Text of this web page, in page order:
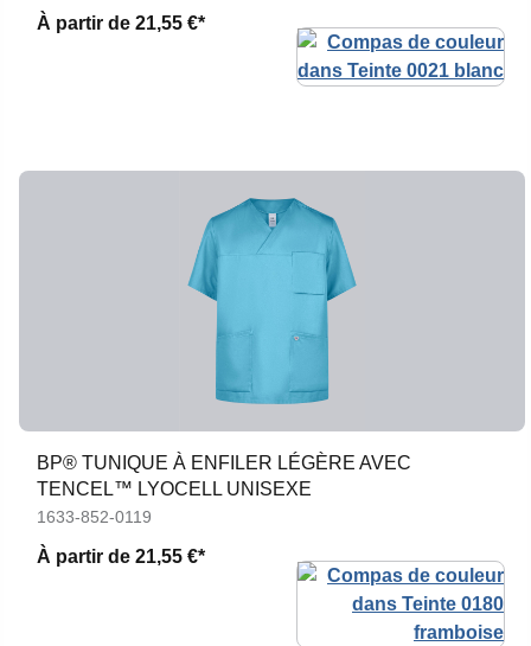
À partir de 21,55 €*
BP® TUNIQUE À ENFILER LÉGÈRE AVEC
TENCEL™ LYOCELL UNISEXE
1633-852-0119
À partir de 21,55 €*